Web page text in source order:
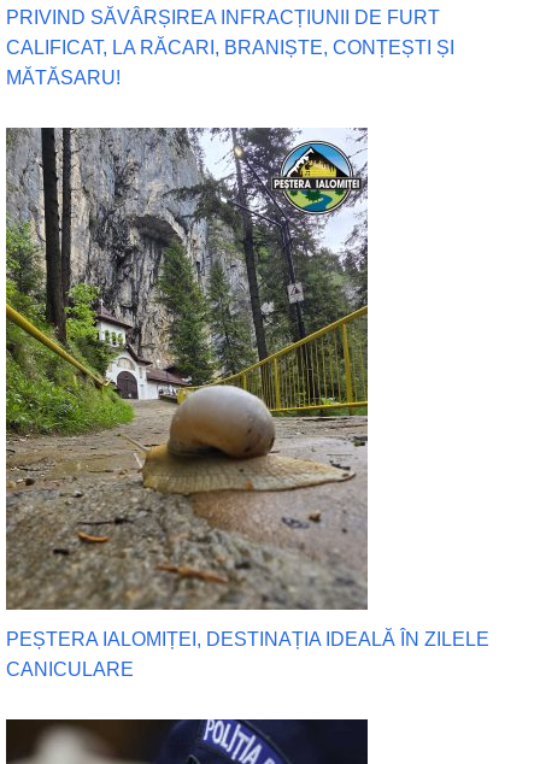
PRIVIND SĂVÂRȘIREA INFRACȚIUNII DE FURT
CALIFICAT, LA RĂCARI, BRANIȘTE, CONȚEȘTI ȘI
MĂTĂSARU!
PEȘTERA IALOMIȚEI, DESTINAȚIA IDEALĂ ÎN ZILELE
CANICULARE